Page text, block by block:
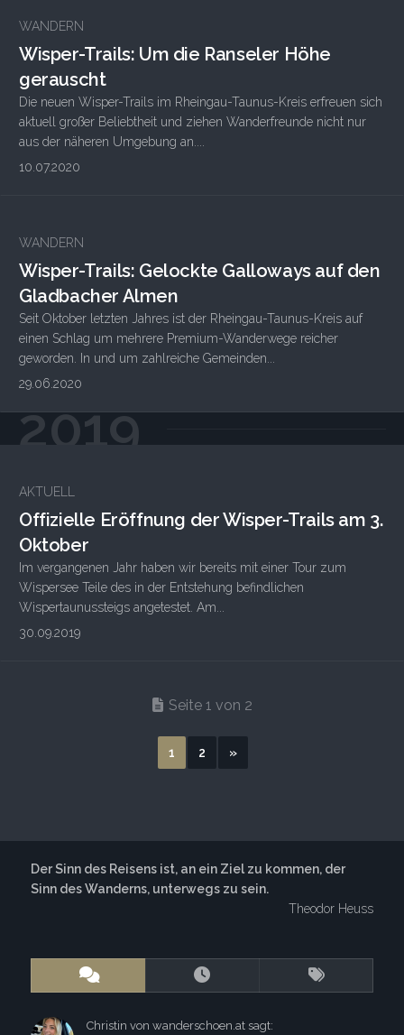
WANDERN
Wisper-Trails: Um die Ranseler Höhe
gerauscht
Die neuen Wisper-Trails im Rheingau-Taunus-Kreis erfreuen sich
aktuell großer Beliebtheit und ziehen Wanderfreunde nicht nur
aus der näheren Umgebung an....
10.07.2020
WANDERN
Wisper-Trails: Gelockte Galloways auf den
Gladbacher Almen
Seit Oktober letzten Jahres ist der Rheingau-Taunus-Kreis auf
einen Schlag um mehrere Premium-Wanderwege reicher
geworden. In und um zahlreiche Gemeinden...
29.06.2020
2019
AKTUELL
Offizielle Eröffnung der Wisper-Trails am 3.
Oktober
Im vergangenen Jahr haben wir bereits mit einer Tour zum
Wispersee Teile des in der Entstehung befindlichen
Wispertaunussteigs angetestet. Am...
30.09.2019
Seite 1 von 2
1 2 »
Der Sinn des Reisens ist, an ein Ziel zu kommen, der
Sinn des Wanderns, unterwegs zu sein.
Theodor Heuss
Christin von wanderschoen.at sagt: